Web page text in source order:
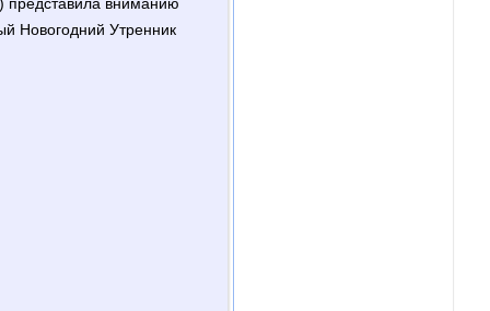
Новогодний Утренник